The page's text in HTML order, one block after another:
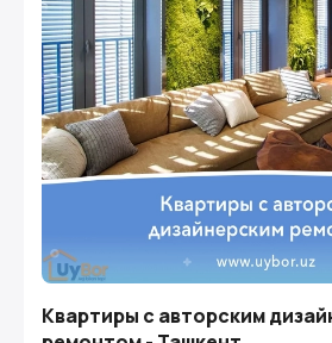
Квартиры с авторским